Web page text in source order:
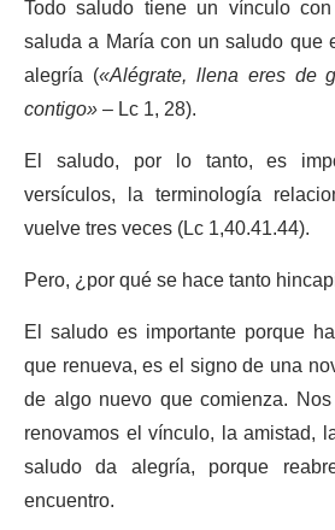
saluda a María con un saludo
alegría («Alégrate, llena eres de
contigo»– Lc 1, 28).
El saludo, por lo tanto, es
versículos, la terminología
vuelve tres veces (Lc 1,40.41.44).
Pero, ¿por qué se hace tanto
El saludo es importante porque
que renueva, es el signo de una
de algo nuevo que comienza.
renovamos el vínculo, la amistad,
saludo da alegría, porque
encuentro.